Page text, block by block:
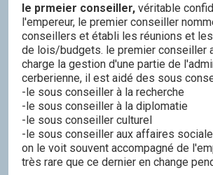
le prmeier conseiller, véritable
l'empereur, le premier conseiller
conseillers et établi les réunions et
de lois/budgets. le premier conseiller
charge la gestion d'une partie de
cerberienne, il est aidé des sous
-le sous conseiller à la recherche
-le sous conseiller à la diplomatie
-le sous conseiller culturel
-le sous conseiller aux affaires
on le voit souvent accompagné de
très rare que ce dernier en change